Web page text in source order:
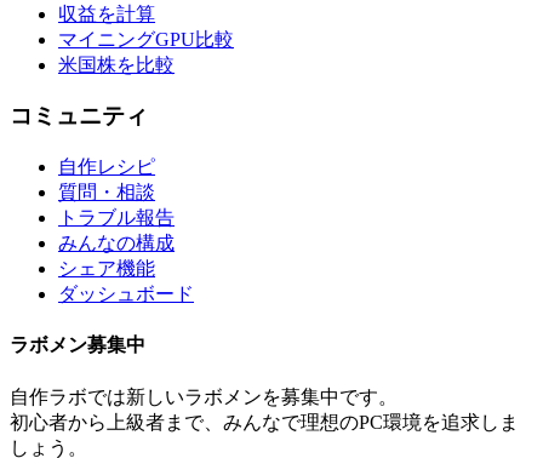
収益を計算
マイニングGPU比較
米国株を比較
コミュニティ
自作レシピ
質問・相談
トラブル報告
みんなの構成
シェア機能
ダッシュボード
ラボメン募集中
自作ラボでは新しいラボメンを募集中です。
初心者から上級者まで、みんなで理想のPC環境を追求しま
しょう。